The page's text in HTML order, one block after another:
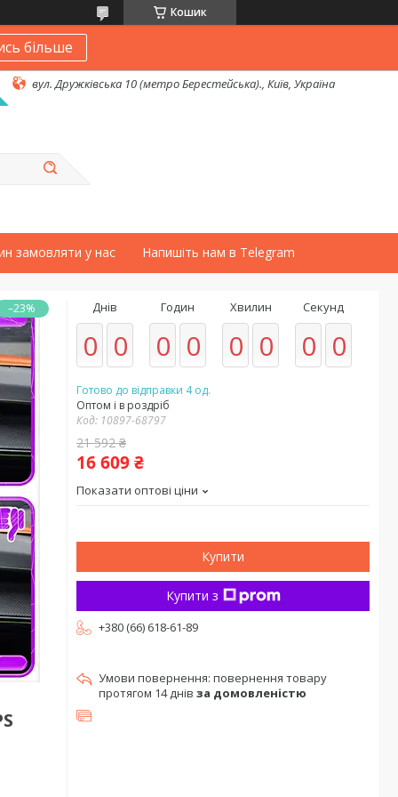
Кошик
більше
вул. Дружківська 10 (метро Берестейська)., Київ, Україна
замовляти у нас Напишіть нам в Telegram
–23% Днів
0 0
Годин
0 0
Хвилин
0 0
Секунд
0 0
Готово до відправки 4 од.
Оптом і в роздріб
Код: 10897-68797
21 592 ₴
16 609 ₴
Показати оптові ціни
Купити
Купити з
+380 (66) 618-61-89
повернення товару
протягом 14 днів за домовленістю